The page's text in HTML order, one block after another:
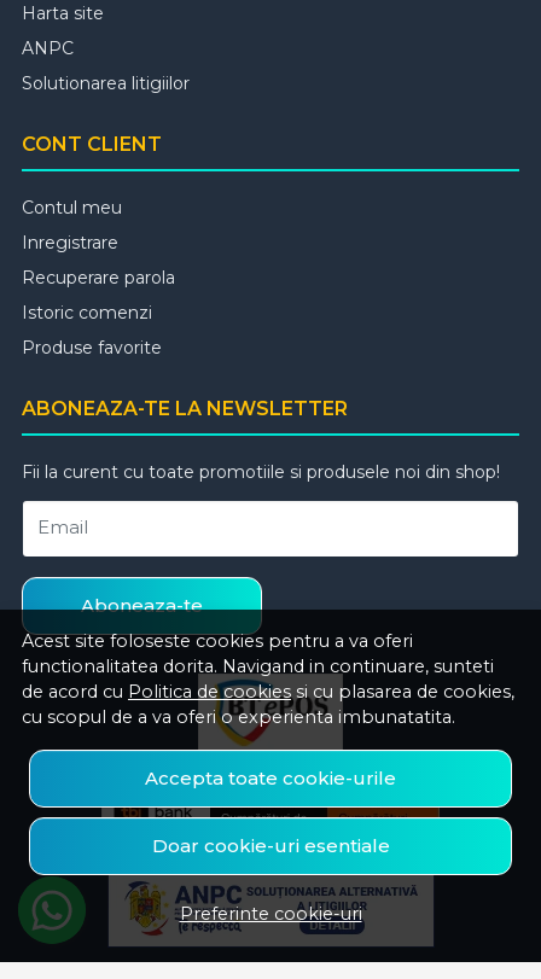
Acest site foloseste cookies pentru a va oferi
functionalitatea dorita. Navigand in continuare, sunteti
de acord cu Politica de cookies si cu plasarea de cookies,
cu scopul de a va oferi o experienta imbunatatita.
Accepta toate cookie-urile
Doar cookie-uri esentiale
Preferinte cookie-uri
Harta site
ANPC
Solutionarea litigiilor
CONT CLIENT
Contul meu
Inregistrare
Recuperare parola
Istoric comenzi
Produse favorite
ABONEAZA-TE LA NEWSLETTER
Fii la curent cu toate promotiile si produsele noi din shop!
Email
Aboneaza-te